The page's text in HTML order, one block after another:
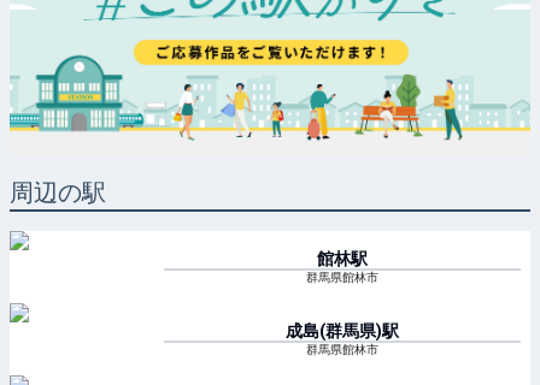
周辺の駅
館林駅
群馬県館林市
成島(群馬県)駅
群馬県館林市